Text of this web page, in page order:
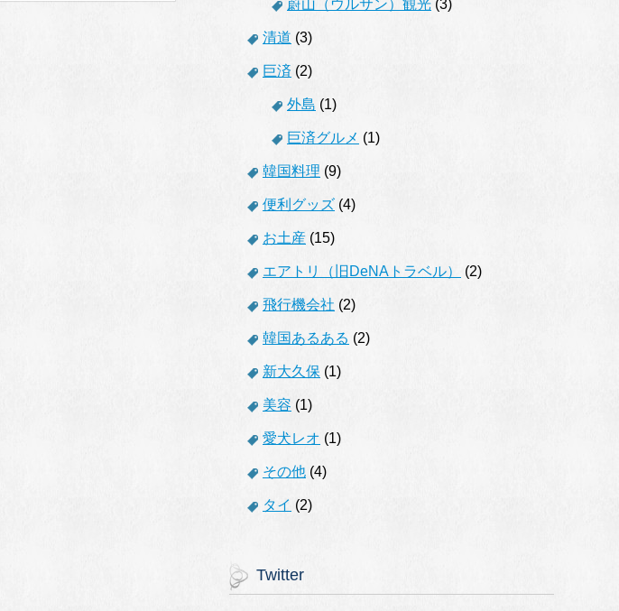
蔚山（ウルサン）観光 (3)
清道 (3)
巨済 (2)
外島 (1)
巨済グルメ (1)
韓国料理 (9)
便利グッズ (4)
お土産 (15)
エアトリ（旧DeNAトラベル） (2)
飛行機会社 (2)
韓国あるある (2)
新大久保 (1)
美容 (1)
愛犬レオ (1)
その他 (4)
タイ (2)
Twitter